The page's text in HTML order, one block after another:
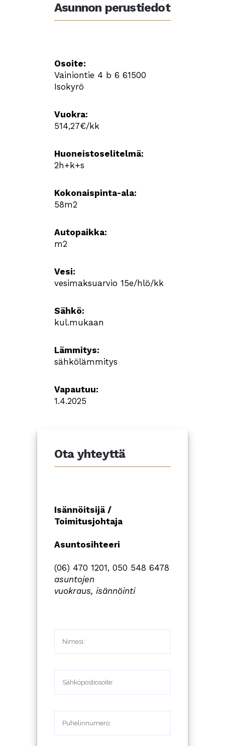
Asunnon perustiedot
Osoite:
Vainiontie 4 b 6 61500
Isokyrö
Vuokra:
514,27€/kk
Huoneistoselitelmä:
2h+k+s
Kokonaispinta-ala:
58m2
Autopaikka:
m2
Vesi:
vesimaksuarvio 15e/hlö/kk
Sähkö:
kul.mukaan
Lämmitys:
sähkölämmitys
Vapautuu:
1.4.2025
Ota yhteyttä
Isännöitsijä /
Toimitusjohtaja
Asuntosihteeri
(06) 470 1201, 050 548 6478
asuntojen
vuokraus, isännöinti